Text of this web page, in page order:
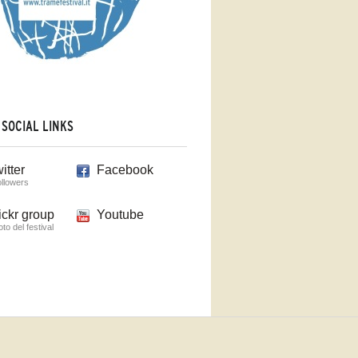
LINKS
Facebook
group
del festival
Youtube